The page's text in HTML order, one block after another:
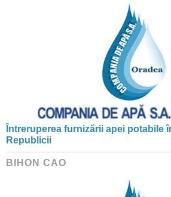
Întreruperea furnizării apei potabile
Republicii
BIHON CAO